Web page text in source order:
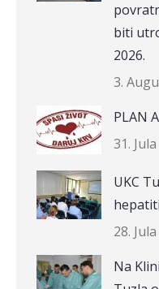
biti
2026.
3.
PLAN
31.
UKC
28.
Na